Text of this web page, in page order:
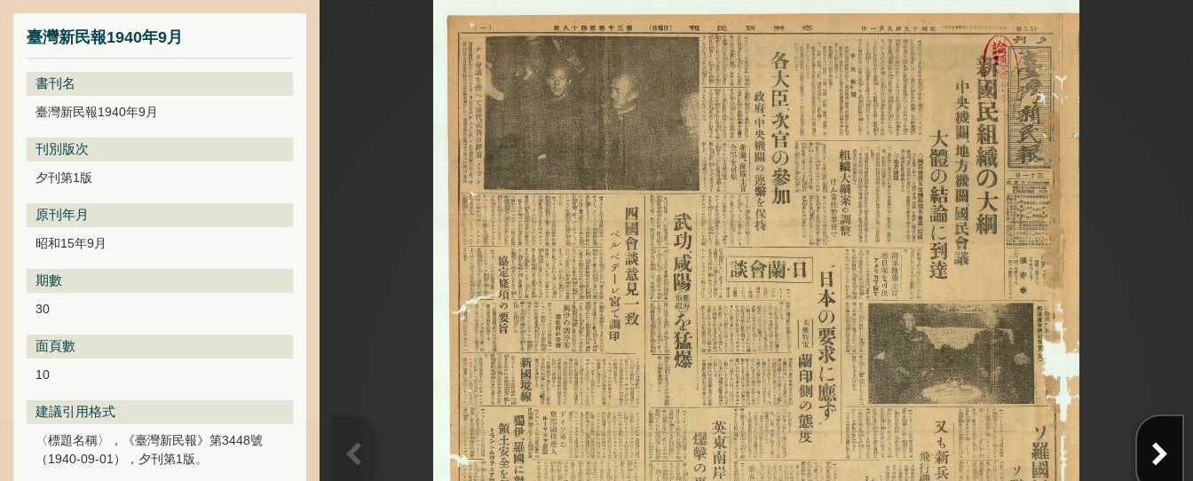
臺灣新民報1940年9月
書刊名
臺灣新民報1940年9月
刊別版次
夕刊第1版
原刊年月
昭和15年9月
期數
30
面頁數
10
建議引用格式
〈標題名稱〉，《臺灣新民報》第3448號
（1940-09-01），夕刊第1版。